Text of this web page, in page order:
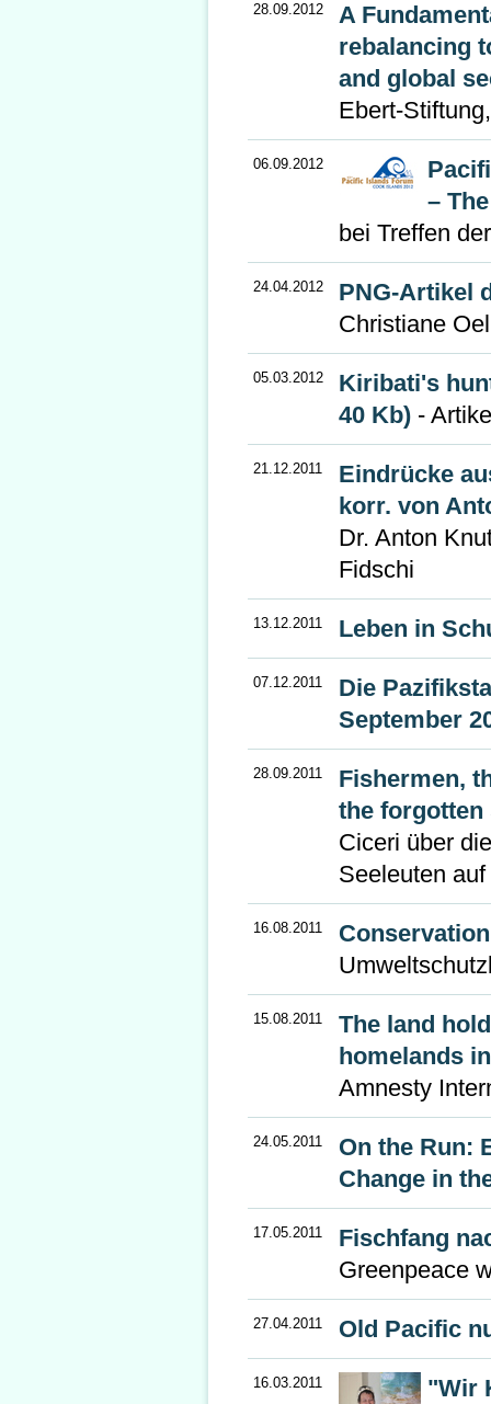
28.09.2012
A
rebalancing
and global
Ebert-
06.09.2012
–
bei Treffen
24.04.2012
PNG-Artikel
Christiane
05.03.2012
Kiribati's
40 Kb) -
21.12.2011
Eindrücke
korr. von
Dr. Anton
Fidschi
13.12.2011 Leben in
07.12.2011
Die
September
28.09.2011
Fishermen,
the forgotten
Ciceri über
Seeleuten
16.08.2011
15.08.2011
The land
homelands
Amnesty
24.05.2011
On the Run:
Change in
17.05.2011
Fischfang
Greenpeace
27.04.2011 Old Pacific
16.03.2011
"Wir